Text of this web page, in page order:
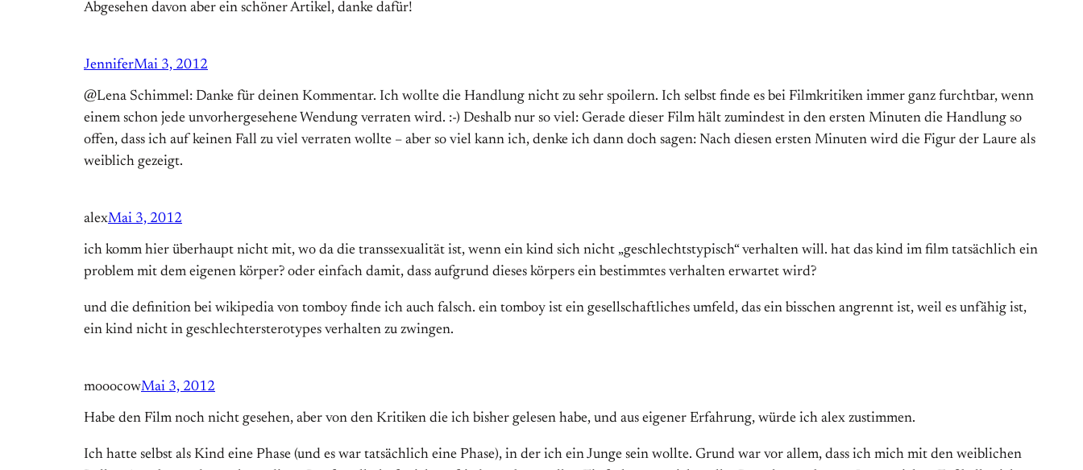
Abgesehen davon aber ein schöner Artikel, danke dafür!
JenniferMai 3, 2012
@Lena Schimmel: Danke für deinen Kommentar. Ich wollte die Handlung nicht zu sehr spoilern. Ich selbst finde es bei Filmkritiken immer ganz furchtbar, wenn
einem schon jede unvorhergesehene Wendung verraten wird. :-) Deshalb nur so viel: Gerade dieser Film hält zumindest in den ersten Minuten die Handlung so
offen, dass ich auf keinen Fall zu viel verraten wollte – aber so viel kann ich, denke ich dann doch sagen: Nach diesen ersten Minuten wird die Figur der Laure als
weiblich gezeigt.
alexMai 3, 2012
ich komm hier überhaupt nicht mit, wo da die transsexualität ist, wenn ein kind sich nicht „geschlechtstypisch“ verhalten will. hat das kind im film tatsächlich ein
problem mit dem eigenen körper? oder einfach damit, dass aufgrund dieses körpers ein bestimmtes verhalten erwartet wird?
und die definition bei wikipedia von tomboy finde ich auch falsch. ein tomboy ist ein gesellschaftliches umfeld, das ein bisschen angrennt ist, weil es unfähig ist,
ein kind nicht in geschlechtersterotypes verhalten zu zwingen.
mooocowMai 3, 2012
Habe den Film noch nicht gesehen, aber von den Kritiken die ich bisher gelesen habe, und aus eigener Erfahrung, würde ich alex zustimmen.
Ich hatte selbst als Kind eine Phase (und es war tatsächlich eine Phase), in der ich ein Junge sein wollte. Grund war vor allem, dass ich mich mit den weiblichen